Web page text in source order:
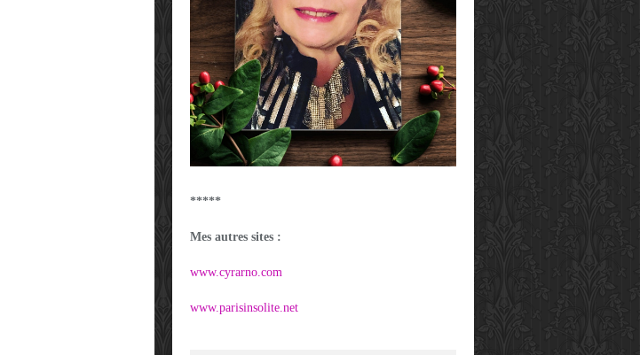
*****
Mes autres sites :
www.cyrarno.com
www.parisinsolite.net